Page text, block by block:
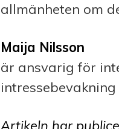
allmänheten om
Maija Nilsson
är ansvarig för
Artikeln har